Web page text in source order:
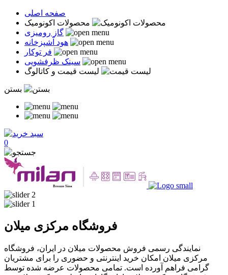
صفحه اصلی
محصولات اکونومیک
گاز رومیزی
هود آشپزخانه
فر توکار
سینک ظرفشویی
لیست قیمت و کاتالوگ
بستن
0
فروشگاه مرکزی میلان
نمایندگی رسمی فروش محصولات میلان در ایران، فروشگاه
مرکزی میلان امکان خرید اینترنتی و حضوری را برای مشتریان
گرامی فراهم آورده است. تمامی محصولات عرضه شده توسط